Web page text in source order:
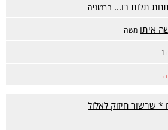
תלות בו... הרמוניה
איתו משה
שרשור חיזוק לאלול